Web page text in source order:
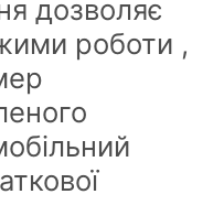
дозволяє
роботи ,